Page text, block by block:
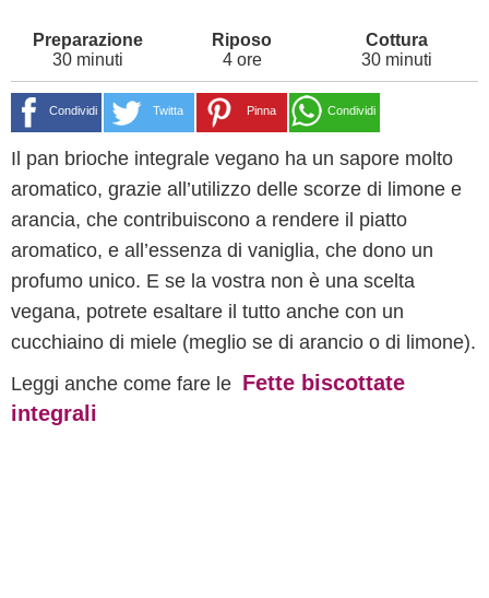
30 minuti 4 ore 30 minuti
Condividi Twitta Pinna Condividi
Il pan brioche integrale vegano ha un sapore molto
aromatico, grazie all’utilizzo delle scorze di limone e
arancia, che contribuiscono a rendere il piatto
aromatico, e all’essenza di vaniglia, che dono un
profumo unico. E se la vostra non è una scelta
vegana, potrete esaltare il tutto anche con un
cucchiaino di miele (meglio se di arancio o di limone).
Leggi anche come fare le Fette biscottate
integrali